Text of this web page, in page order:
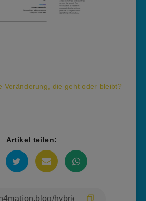
Veränderung, die geht oder bleibt?
Artikel teilen: